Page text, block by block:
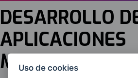
DESARROLLO
APLICACIONES
Uso de cookies